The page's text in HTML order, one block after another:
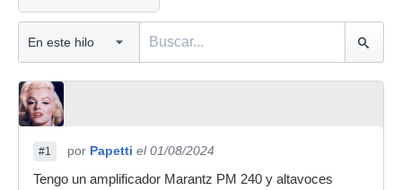
#1 por Papetti el 01/08/2024
Tengo un amplificador Marantz PM 240 y altavoces